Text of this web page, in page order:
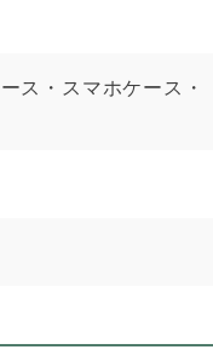
ス・スマホケース・